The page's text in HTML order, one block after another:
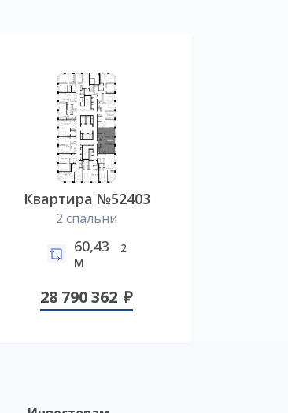
Квартира №52403
2 спальни
60,43
м
2
28 790 362